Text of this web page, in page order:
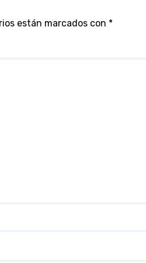
están marcados con *